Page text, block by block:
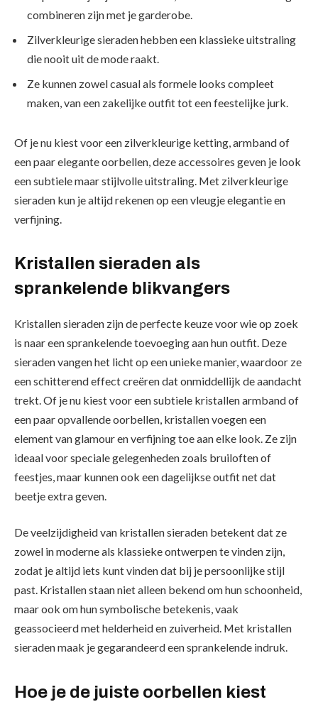
combineren zijn met je garderobe.
Zilverkleurige sieraden hebben een klassieke uitstraling
die nooit uit de mode raakt.
Ze kunnen zowel casual als formele looks compleet
maken, van een zakelijke outfit tot een feestelijke jurk.
Of je nu kiest voor een zilverkleurige ketting, armband of
een paar elegante oorbellen, deze accessoires geven je look
een subtiele maar stijlvolle uitstraling. Met zilverkleurige
sieraden kun je altijd rekenen op een vleugje elegantie en
verfijning.
Kristallen sieraden als
sprankelende blikvangers
Kristallen sieraden zijn de perfecte keuze voor wie op zoek
is naar een sprankelende toevoeging aan hun outfit. Deze
sieraden vangen het licht op een unieke manier, waardoor ze
een schitterend effect creëren dat onmiddellijk de aandacht
trekt. Of je nu kiest voor een subtiele kristallen armband of
een paar opvallende oorbellen, kristallen voegen een
element van glamour en verfijning toe aan elke look. Ze zijn
ideaal voor speciale gelegenheden zoals bruiloften of
feestjes, maar kunnen ook een dagelijkse outfit net dat
beetje extra geven.
De veelzijdigheid van kristallen sieraden betekent dat ze
zowel in moderne als klassieke ontwerpen te vinden zijn,
zodat je altijd iets kunt vinden dat bij je persoonlijke stijl
past. Kristallen staan niet alleen bekend om hun schoonheid,
maar ook om hun symbolische betekenis, vaak
geassocieerd met helderheid en zuiverheid. Met kristallen
sieraden maak je gegarandeerd een sprankelende indruk.
Hoe je de juiste oorbellen kiest